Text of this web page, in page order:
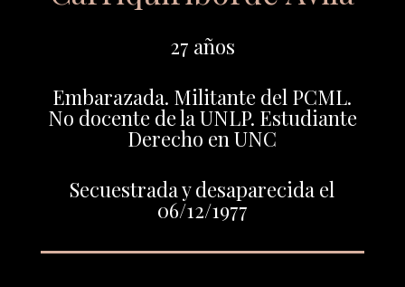
27 años
Embarazada. Militante del PCML.
No docente de la UNLP. Estudiante
Derecho en UNC
Secuestrada y desaparecida el
06/12/1977